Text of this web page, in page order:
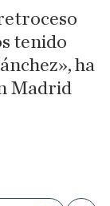
tenido
ha
Madrid